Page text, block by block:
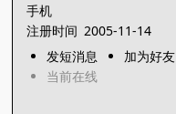
手机
注册时间 2005-11-14
发短消息
加为好友
当前在线